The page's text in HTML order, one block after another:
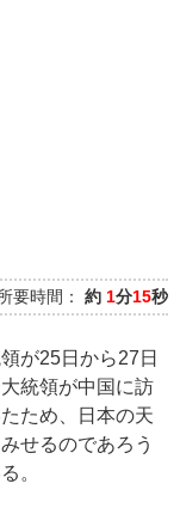
要時間： 約 1分15秒
が25日から27日
統領が中国に訪
ため、日本の天
せるのであろう
。